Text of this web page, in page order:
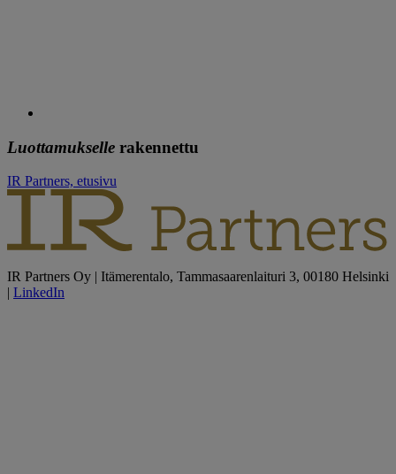
Luottamukselle rakennettu
IR Partners, etusivu
IR Partners Oy | Itämerentalo, Tammasaarenlaituri 3, 00180 Helsinki
| LinkedIn